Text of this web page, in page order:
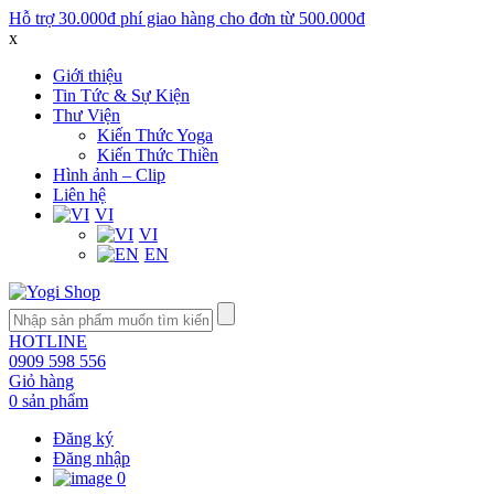
Hỗ trợ 30.000đ phí giao hàng cho đơn từ 500.000đ
x
Giới thiệu
Tin Tức & Sự Kiện
Thư Viện
Kiến Thức Yoga
Kiến Thức Thiền
Hình ảnh – Clip
Liên hệ
VI
VI
EN
HOTLINE
0909 598 556
Giỏ hàng
0 sản phẩm
Đăng ký
Đăng nhập
0